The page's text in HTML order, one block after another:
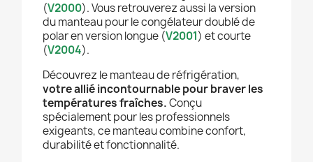
(V2000). Vous retrouverez aussi la version
du manteau pour le congélateur doublé de
polar en version longue (V2001) et courte
(V2004).
Découvrez le manteau de réfrigération,
votre allié incontournable pour braver les
températures fraîches.Conçu
spécialement pour les professionnels
exigeants, ce manteau combine confort,
durabilité et fonctionnalité.